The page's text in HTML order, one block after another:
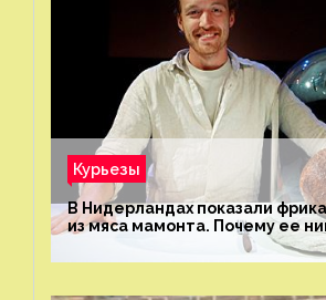
Курьезы
В Нидерландах показали
из мяса мамонта. Почему ее